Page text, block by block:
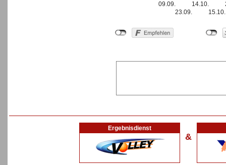
09.09.
23.09.
14.10.
15.10.
Ergebnisdienst
&